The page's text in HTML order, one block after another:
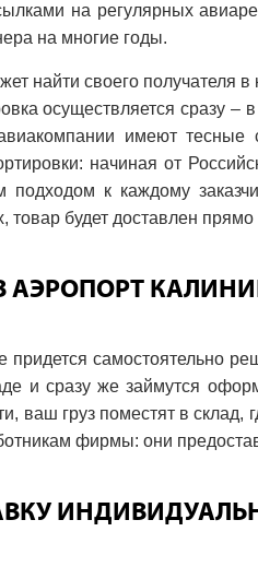
на регулярных
на многие годы.
найти своего получателя
осуществляется сразу
имеют
начиная от
подходом к каждому
товар будет доставлен
АЭРОПОРТ
придется самостоятельно
и сразу же займутся
ваш груз поместят в склад,
фирмы: они